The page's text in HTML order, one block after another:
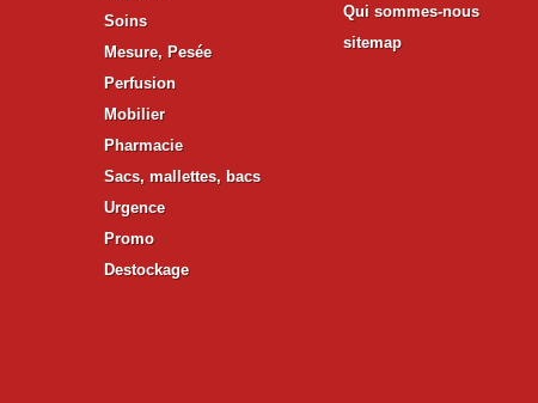
Soins
Mesure, Pesée
Perfusion
Mobilier
Pharmacie
Sacs, mallettes, bacs
Urgence
Promo
Destockage
Qui sommes-nous
sitemap